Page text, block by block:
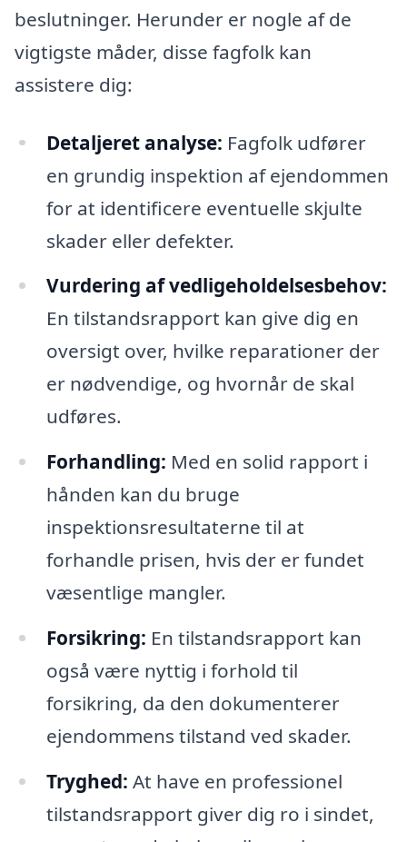
beslutninger. Herunder er nogle af de
vigtigste måder, disse fagfolk kan
assistere dig:
Detaljeret analyse: Fagfolk udfører
en grundig inspektion af ejendommen
for at identificere eventuelle skjulte
skader eller defekter.
Vurdering af vedligeholdelsesbehov:
En tilstandsrapport kan give dig en
oversigt over, hvilke reparationer der
er nødvendige, og hvornår de skal
udføres.
Forhandling: Med en solid rapport i
hånden kan du bruge
inspektionsresultaterne til at
forhandle prisen, hvis der er fundet
væsentlige mangler.
Forsikring: En tilstandsrapport kan
også være nyttig i forhold til
forsikring, da den dokumenterer
ejendommens tilstand ved skader.
Tryghed: At have en professionel
tilstandsrapport giver dig ro i sindet,